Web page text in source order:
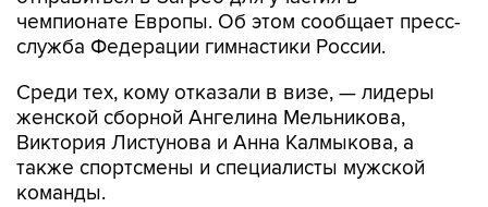
чемпионате Европы. Об этом сообщает пресс-
служба Федерации гимнастики России.
Среди тех, кому отказали в визе, — лидеры
женской сборной Ангелина Мельникова,
Виктория Листунова и Анна Калмыкова, а
также спортсмены и специалисты мужской
команды.